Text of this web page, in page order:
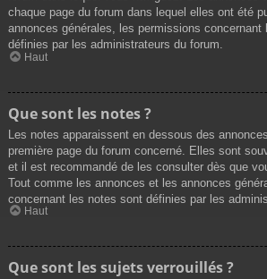
chaque page du forum dans lequel elles ont été
annonces générales, les permissions concernant
définies par les administrateurs du forum.
Haut
Que sont les notes ?
Les notes apparaissent en dessous des
première page du forum concerné. Elles sont
et il est recommandé de les consulter dès que
Tout comme les annonces et les annonces
concernant les notes sont définies par les
Haut
Que sont les sujets verrouillés ?